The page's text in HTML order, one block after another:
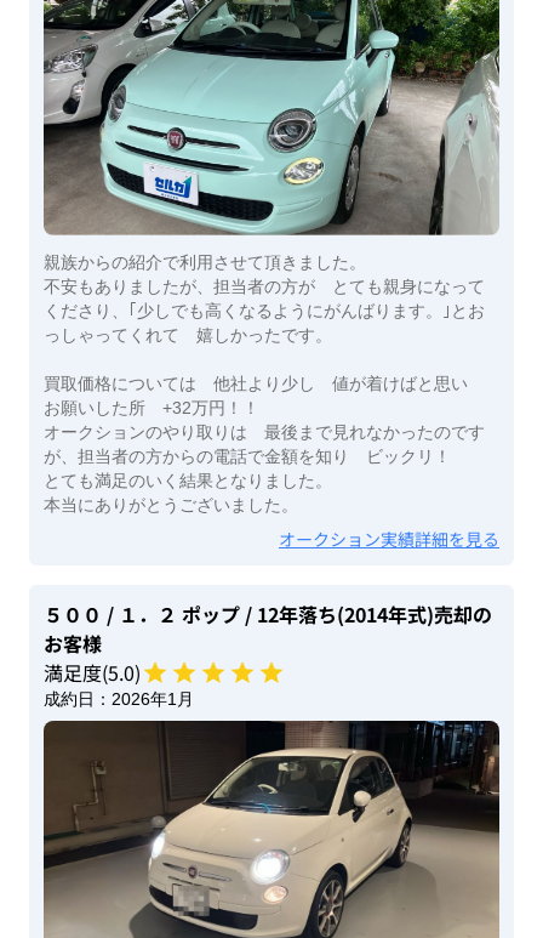
親族からの紹介で利用させて頂きました。
不安もありましたが、担当者の方が とても親身になって
くださり、｢少しでも高くなるようにがんばります。｣とお
っしゃってくれて 嬉しかったです。
買取価格については 他社より少し 値が着けばと思い
お願いした所 +32万円！！
オークションのやり取りは 最後まで見れなかったのです
が、担当者の方からの電話で金額を知り ビックリ！
とても満足のいく結果となりました。
本当にありがとうございました。
オークション実績詳細を見る
５００ / １．２ ポップ / 12年落ち(2014年式)売却の
お客様
満足度(5.0)
成約日： 2026年1月